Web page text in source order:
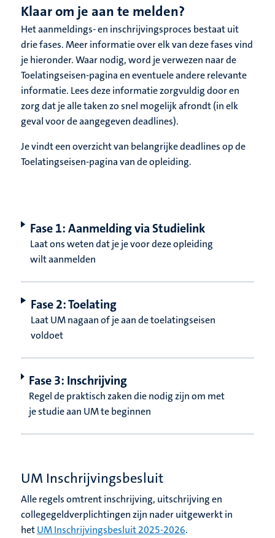
Klaar om je aan te melden?
Het aanmeldings- en inschrijvingsproces bestaat uit
drie fases. Meer informatie over elk van deze fases vind
je hieronder. Waar nodig, word je verwezen naar de
Toelatingseisen-pagina en eventuele andere relevante
informatie. Lees deze informatie zorgvuldig door en
zorg dat je alle taken zo snel mogelijk afrondt (in elk
geval voor de aangegeven deadlines).
Je vindt een overzicht van belangrijke deadlines op de
Toelatingseisen-pagina van de opleiding.
Fase 1: Aanmelding via Studielink
Laat ons weten dat je je voor deze opleiding
wilt aanmelden
Fase 2: Toelating
Laat UM nagaan of je aan de toelatingseisen
voldoet
Fase 3: Inschrijving
Regel de praktisch zaken die nodig zijn om met
je studie aan UM te beginnen
UM Inschrijvingsbesluit
Alle regels omtrent inschrijving, uitschrijving en
collegegeldverplichtingen zijn nader uitgewerkt in
hetUM Inschrijvingsbesluit 2025-2026.